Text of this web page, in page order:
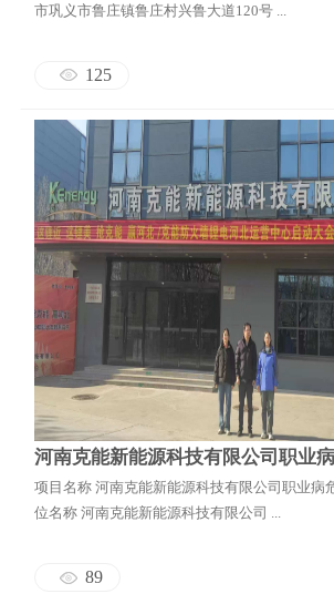
市巩义市鲁庄镇鲁庄村兴鲁大道120号 ...
125
河南克能新能源科技有限公司职业
项目名称 河南克能新能源科技有限公司职业病
位名称 河南克能新能源科技有限公司 ...
89